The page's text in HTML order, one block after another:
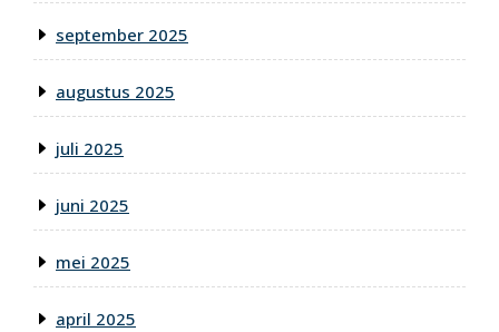
september 2025
augustus 2025
juli 2025
juni 2025
mei 2025
april 2025